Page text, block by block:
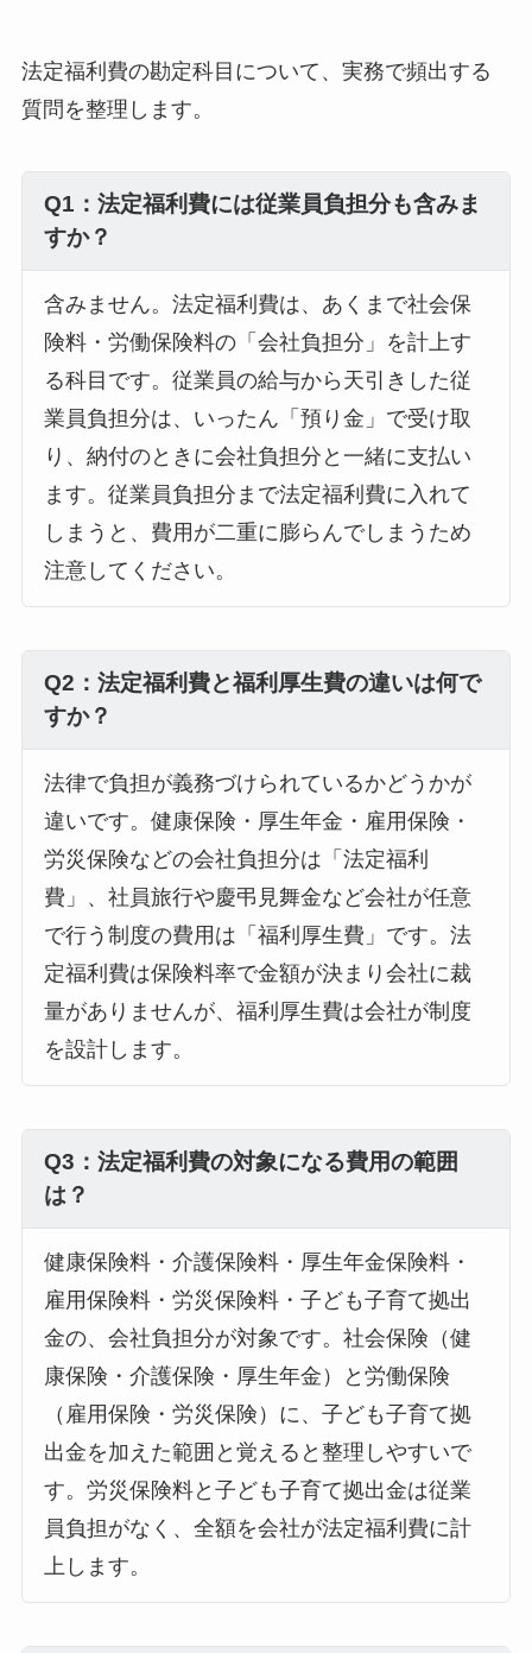
法定福利費の勘定科目について、実務で頻出する
質問を整理します。
Q1：法定福利費には従業員負担分も含みま
すか？
含みません。法定福利費は、あくまで社会保
険料・労働保険料の「会社負担分」を計上す
る科目です。従業員の給与から天引きした従
業員負担分は、いったん「預り金」で受け取
り、納付のときに会社負担分と一緒に支払い
ます。従業員負担分まで法定福利費に入れて
しまうと、費用が二重に膨らんでしまうため
注意してください。
Q2：法定福利費と福利厚生費の違いは何で
すか？
法律で負担が義務づけられているかどうかが
違いです。健康保険・厚生年金・雇用保険・
労災保険などの会社負担分は「法定福利
費」、社員旅行や慶弔見舞金など会社が任意
で行う制度の費用は「福利厚生費」です。法
定福利費は保険料率で金額が決まり会社に裁
量がありませんが、福利厚生費は会社が制度
を設計します。
Q3：法定福利費の対象になる費用の範囲
は？
健康保険料・介護保険料・厚生年金保険料・
雇用保険料・労災保険料・子ども子育て拠出
金の、会社負担分が対象です。社会保険（健
康保険・介護保険・厚生年金）と労働保険
（雇用保険・労災保険）に、子ども子育て拠
出金を加えた範囲と覚えると整理しやすいで
す。労災保険料と子ども子育て拠出金は従業
員負担がなく、全額を会社が法定福利費に計
上します。